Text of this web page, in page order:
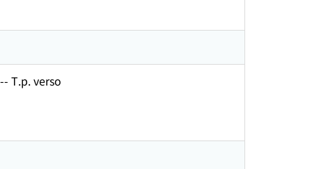
T.p. verso